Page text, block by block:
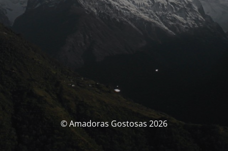
© Amadoras Gostosas 2026